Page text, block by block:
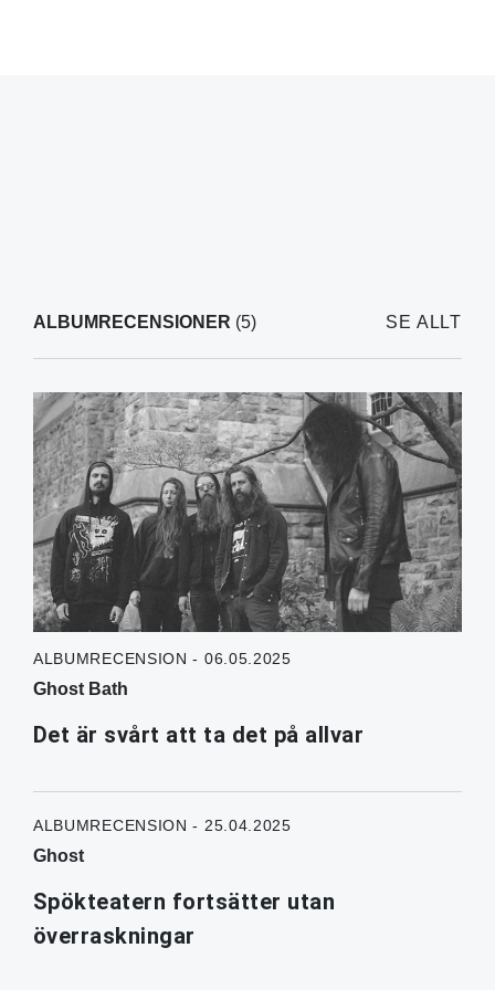
ALBUMRECENSIONER (5) SE ALLT
ALBUMRECENSION - 06.05.2025
Ghost Bath
Det är svårt att ta det på allvar
ALBUMRECENSION - 25.04.2025
Ghost
Spökteatern fortsätter utan
överraskningar